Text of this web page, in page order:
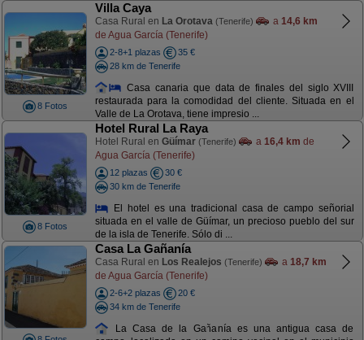
8 Fotos
Villa Caya
Casa Rural en La Orotava (Tenerife) a 14,6 km
de Agua García (Tenerife)
2-8+1 plazas
35 €
28 km de Tenerife
Casa canaria que data de finales del siglo XVIII
restaurada para la comodidad del cliente. Situada en el
Valle de La Orotava, tiene impresio ...
8 Fotos
Hotel Rural La Raya
Hotel Rural en Güímar (Tenerife) a 16,4 km de
Agua García (Tenerife)
12 plazas
30 €
30 km de Tenerife
El hotel es una tradicional casa de campo señorial
situada en el valle de Güímar, un precioso pueblo del sur
de la isla de Tenerife. Sólo di ...
Casa La Gañanía
Casa Rural en Los Realejos (Tenerife) a 18,7 km
de Agua García (Tenerife)
2-6+2 plazas
20 €
34 km de Tenerife
La Casa de la Gañanía es una antigua casa de